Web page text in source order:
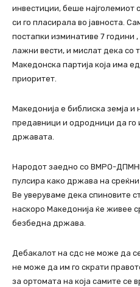
инвестиции, беше најголемиот
си го пласирала во јавноста.
постапки изминативе 7 години
лажни вести, и мислат дека со
Македонска партија која има
приоритет.
Македонија е библиска земја
предавници и одродници да го
државата.
Народот заедно со ВМРО-
пулсира како држава на среќни
Ве уверуваме дека спиновите
наскоро Македонија ќе живее
безбедна држава.
Дебакалот на сдс не може да
не може да им го скрати
за ортомата на која самите се